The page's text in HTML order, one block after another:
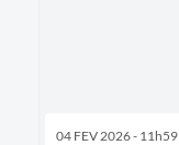
04 FEV 2026 - 11h59